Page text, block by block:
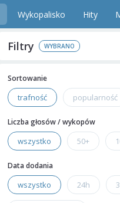
Wykopalisko Hity
Filtry
Sortowanie
trafność popularność
Liczba głosów / wykopów
wszystko 50+
Data dodania
wszystko 24h